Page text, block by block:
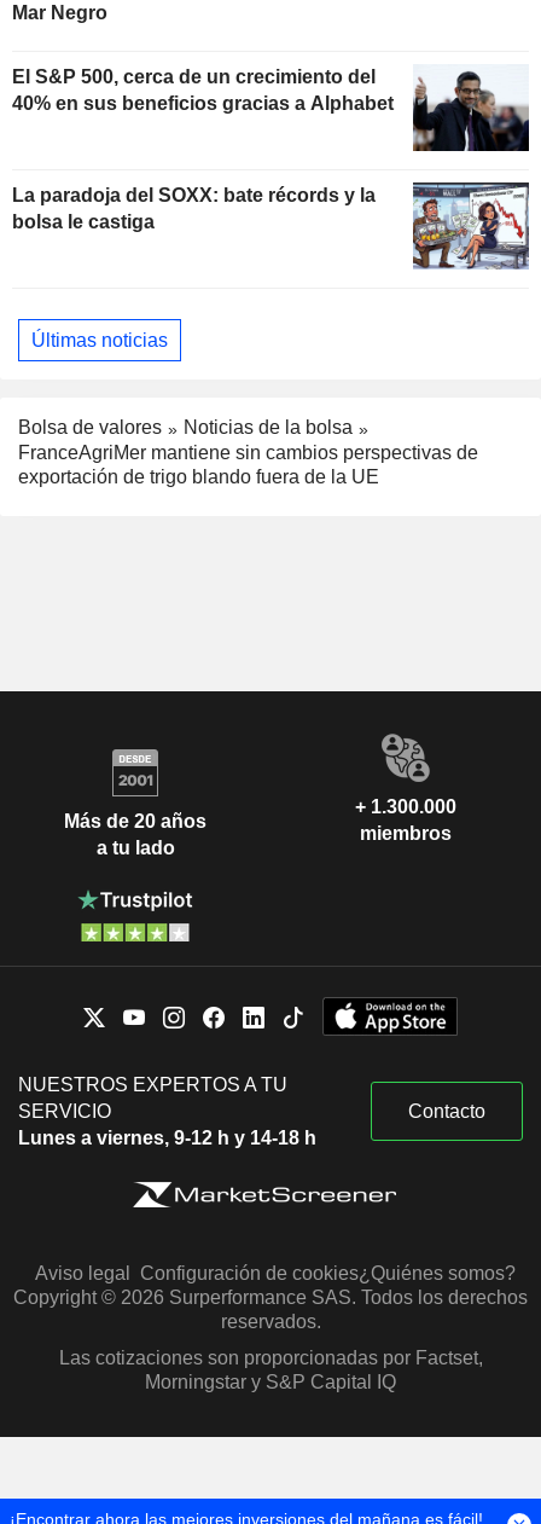
Mar Negro
El S&P 500, cerca de un crecimiento del
40% en sus beneficios gracias a Alphabet
La paradoja del SOXX: bate récords y la
bolsa le castiga
Últimas noticias
Bolsa de valores
Noticias de la bolsa
FranceAgriMer mantiene sin cambios perspectivas de
exportación de trigo blando fuera de la UE
Más de 20 años
a tu lado
+ 1.300.000
miembros
NUESTROS EXPERTOS A TU
SERVICIO
Lunes a viernes, 9-12 h y 14-18 h
Contacto
Aviso legal Configuración de cookies¿Quiénes somos?
Copyright © 2026 Surperformance SAS. Todos los derechos
reservados.
Las cotizaciones son proporcionadas por Factset,
Morningstar y S&P Capital IQ
¡Encontrar ahora las mejores inversiones del mañana es fácil!